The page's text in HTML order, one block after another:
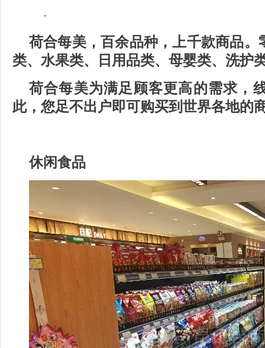
·
荷合每美，百余品种，上千款商品
类、水果类、日用品类、母婴类、洗护
荷合每美为满足顾客更高的需求，
此，您足不出户即可购买到世界各地的
休闲食品